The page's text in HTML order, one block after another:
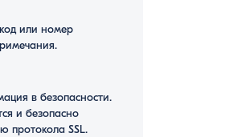
или номер
в безопасности.
и безопасно
протокола SSL.